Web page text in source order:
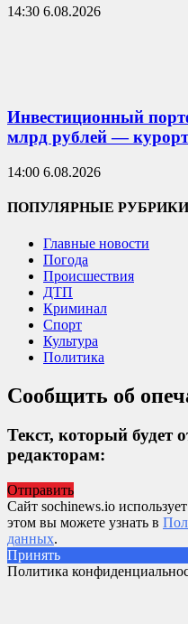
14:30 6.08.2026
Инвестиционный
млрд рублей —
14:00 6.08.2026
ПОПУЛЯРНЫЕ РУБРИКИ
Главные новости
Погода
Происшествия
ДТП
Криминал
Спорт
Культура
Политика
Сообщить об
Текст, который будет
редакторам:
Отправить
Сайт sochinews.io
этом вы можете узнать в
данных.
Принять
Политика